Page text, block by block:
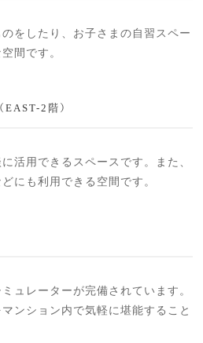
をしたり、お子さまの自習スペー
間です。
（EAST-2階）
活用できるスペースです。また、
にも利用できる空間です。
ュレーターが完備されています。
ンション内で気軽に堪能すること